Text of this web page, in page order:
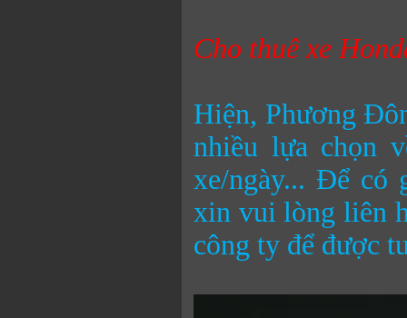
Cho thuê xe
Hiện, Phương
nhiều lựa chọn
xe/ngày... Để có
xin vui lòng liên
công ty để được